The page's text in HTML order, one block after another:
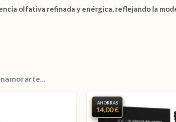
olfativa refinada y enérgica, reflejando la
AHORRAS
14,00 €